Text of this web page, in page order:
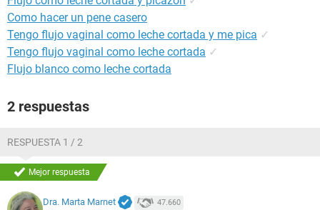
Como hacer un pene casero
Tengo flujo vaginal como leche cortada y me pica ✓
Tengo flujo vaginal como leche cortada ✓
Flujo blanco como leche cortada
2 respuestas
RESPUESTA 1 / 2
Mejor respuesta
Dra. Marta Marnet 47.660